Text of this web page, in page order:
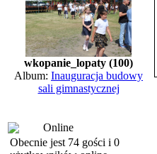
wkopanie_lopaty (100)
Album: Inauguracja budowy
sali gimnastycznej
Online
Obecnie jest 74 gości i 0